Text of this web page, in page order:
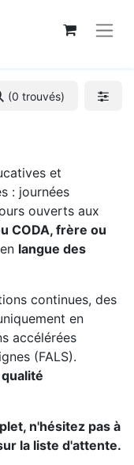
(0 trouvés)
et
: journées
ouverts aux
CODA, frère ou
langue des
continues, des
en
accélérées
(FALS).
qualité
n'hésitez pas à
la liste d'attente.